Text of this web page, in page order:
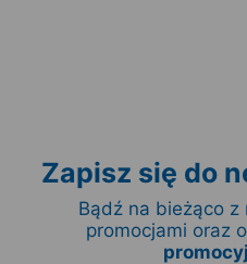
Zapisz się do
Bądź na bieżąco z
promocjami oraz